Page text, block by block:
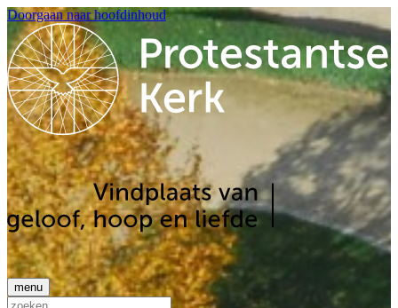
Doorgaan naar hoofdinhoud
menu